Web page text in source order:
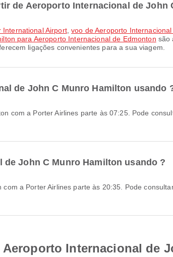
de Aeroporto Internacional de John
International Airport,voo de Aeroporto
para Aeroporto Internacional de Edmonton são
ligações convenientes para a sua viagem.
de John C Munro Hamilton usando
John C Munro Hamilton usando ?
Internacional de